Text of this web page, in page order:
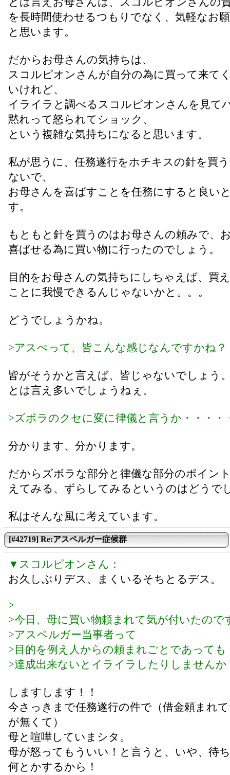
を長時間使わせるつもりでなく、気軽なお
と思います。
だからお母さんの気持ちは、
スコルピオンさんが自分の為に買って来て
いけれど、
イライラと調べるスコルピオンさんを見て
黙れって怒られてショック、
という複雑な気持ちになると思います。
私が思うに、任務遂行をホチキスの針を買
ないで、
お母さんを喜ばすことを任務にすると良い
す。
もともと針を買うのはお母さんの頼みで、
喜ばせる為に買い物に行ったのでしょう。
目的をお母さんの気持ちにしちゃえば、買
ことに我慢できるんじゃないかと。。。
どうでしょうかね。
>アスぺって、皆こんな感じなんですかね？
皆がそうかと言えば、皆じゃないでしょう
とは言え多いでしょうねぇ。
>ズボラのクセに変に律儀と言うか・・・・
分かります、分かります。
だからズボラな部分と律儀な部分のポイン
えてみる、ずらしてみるというのはどうで
私はそんな風に考えています。
[#42719] Re:アスペルガー症候群
▼スコルピオンさん：
お久しぶりデス、まくいるそちとるデス。
>
>今日、母に買い物頼まれて気が付いたので
>アスペルガー当事者って
>目的を例え人からの頼まれごとであっても
>達成出来ないとイライラしたりしませんか
しますします！！
今さっきまで任務遂行の件で（借金頼まれ
が無くて）
母と喧嘩していまシタ。
母が怒ってもういい！と言うと、いや、待
何とかするから！